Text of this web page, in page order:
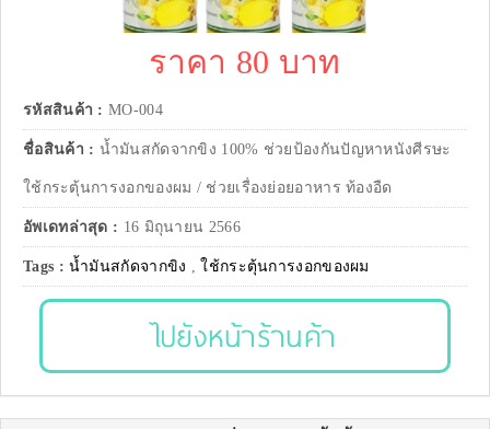
ราคา 80 บาท
รหัสสินค้า : MO-004
ชื่อสินค้า : น้ำมันสกัดจากขิง 100% ช่วยป้องกันปัญหาหนังศีรษะ
ใช้กระตุ้นการงอกของผม / ช่วยเรื่องย่อยอาหาร ท้องอืด
อัพเดทล่าสุด : 16 มิถุนายน 2566
Tags :น้ำมันสกัดจากขิง ,ใช้กระตุ้นการงอกของผม
ไปยังหน้าร้านค้า